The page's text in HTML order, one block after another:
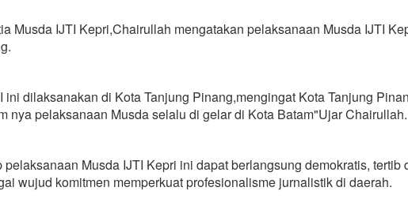
Musda IJTI Kepri,Chairullah mengatakan pelaksanaan Musda IJTI
ini dilaksanakan di Kota Tanjung Pinang,mengingat Kota Tanjung
nya pelaksanaan Musda selalu di gelar di Kota Batam"Ujar Chairullah.
Musda IJTI Kepri ini dapat berlangsung demokratis, tertib
wujud komitmen memperkuat profesionalisme jurnalistik di daerah.